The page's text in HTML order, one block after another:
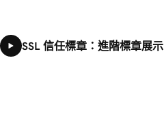
SSL 信任標章：進階標章展示